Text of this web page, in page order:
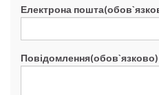
Електрона
Повідомлення(обов`язково)